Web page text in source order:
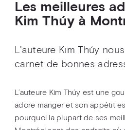
Les meilleures
Kim Thúy à
L'auteure Kim Thúy
carnet de bonnes
L’auteure Kim Thúy est une
adore manger et son appétit
pourquoi la plupart de ses